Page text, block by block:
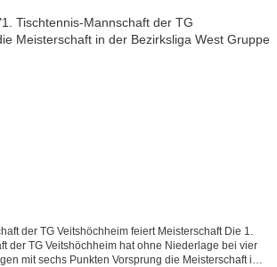
der TG Veitshöchheim feiert Meisterschaft Die 1.
der TG Veitshöchheim hat ohne Niederlage bei vier
mit sechs Punkten Vorsprung die Meisterschaft in